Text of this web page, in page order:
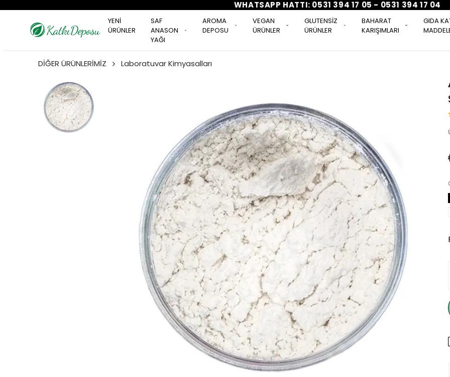
WHATSAPP HATTI: 0531 394 17 05 - 0531 394 17 04
YENİ
ÜRÜNLER
SAF
ANASON
YAĞI
AROMA
DEPOSU
VEGAN
ÜRÜNLER
GLUTENSİZ
ÜRÜNLER
BAHARAT
KARIŞIMLARI
GIDA
DİĞER ÜRÜNLERİMİZ Laboratuvar Kimyasalları